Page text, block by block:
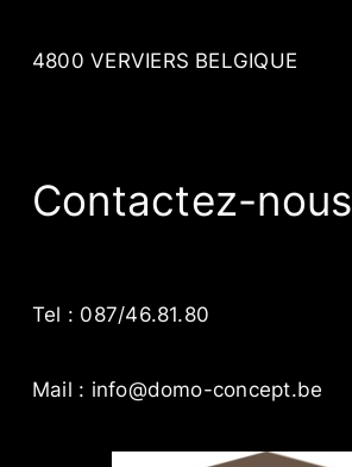
4800 VERVIERS BELGIQUE
Contactez-nous
Tel : 087/46.81.80
Mail : info@domo-concept.be